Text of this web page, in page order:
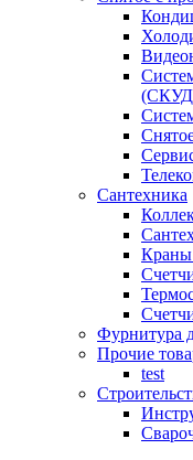
Сантехника
Фурнитура
Прочие
test